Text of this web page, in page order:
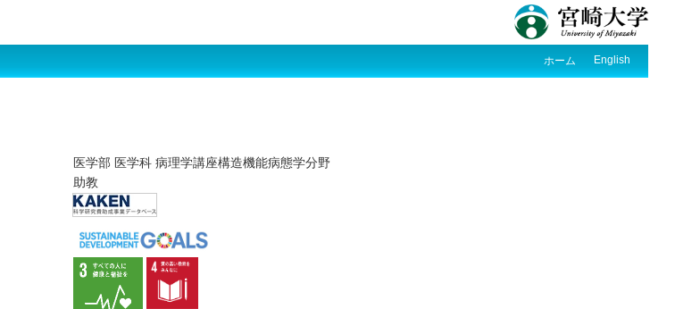
ホーム English
医学部 医学科 病理学講座構造機能病態学分野
助教